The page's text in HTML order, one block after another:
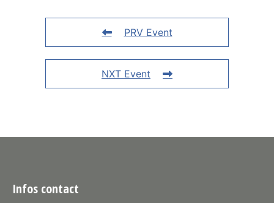
PRV Event
NXT Event
Infos contact